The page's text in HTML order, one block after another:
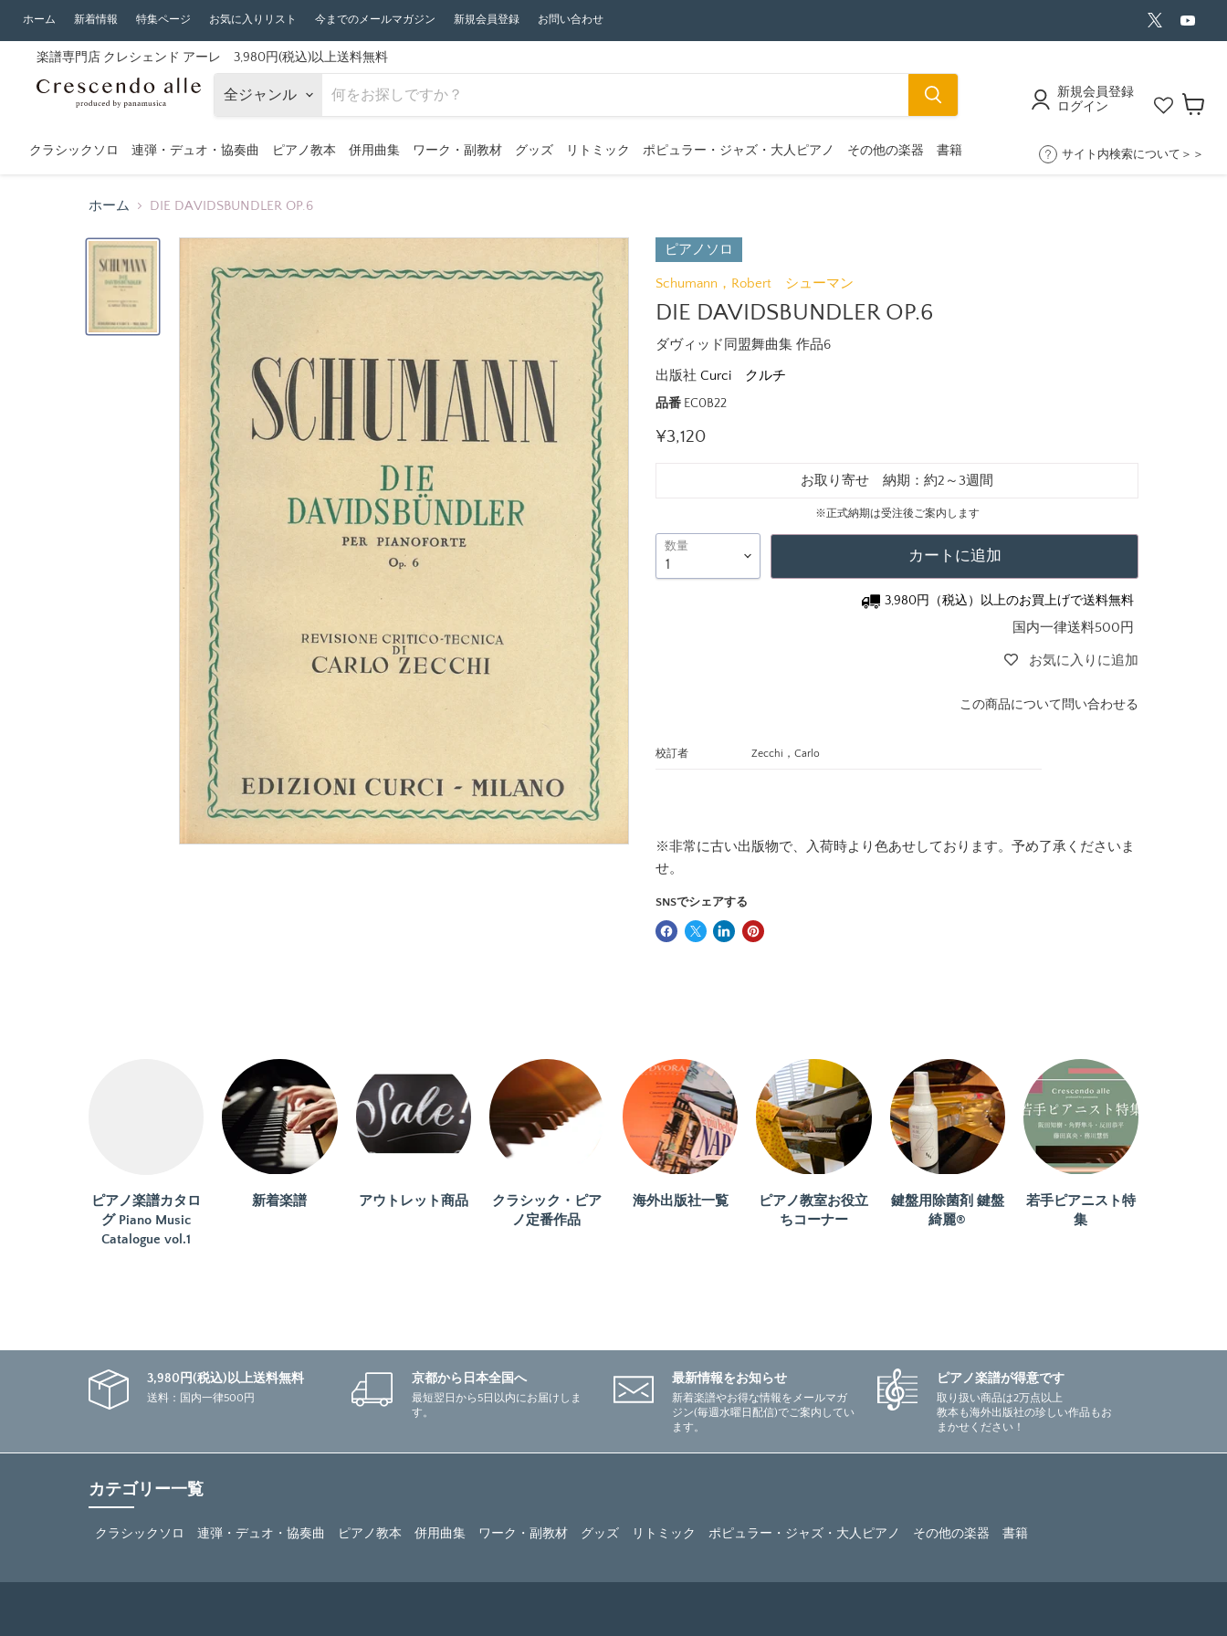
ホーム 新着情報 特集ページ お気に入りリスト 今までのメールマガジン 新規会員登録 お問い合わせ
Twitter
見
く
見
く
だ
楽譜専門店 クレシェンド アーレ 3,980円(税込)以上送料無料
全ジャンル
新規会員登録
ログイン
ト
クラシックソロ 連弾・デュオ・協奏曲 ピアノ教本 併用曲集 ワーク・副教材 グッズ リトミック ポピュラー・ジャズ・大人ピアノ その他の楽器 書籍 サイト内検索について＞＞
ホーム DIE DAVIDSBUNDLER OP.6
ピアノソロ
Schumann，Robert シューマン
DIE DAVIDSBUNDLER OP.6
ダヴィッド同盟舞曲集 作品6
出版社 Curci クルチ
品番 EC0B22
現在の価格
¥3,120
お取り寄せ 納期：約2～3週間
※正式納期は受注後ご案内します
数量
カートに追加
3,980円（税込）以上のお買上げで送料無料
国内一律送料500円
お気に入りに追加
この商品について問い合わせる
名前
校訂者 Zecchi，Carlo
※非常に古い出版物で、入荷時より色あせしております。予め了承くださいま
せ。
SNSでシェアする
ピアノ楽譜カタロ
グ Piano Music
Catalogue vol.1
新着楽譜 アウトレット商品
クラシック・ピア
ノ定番作品
海外出版社一覧
ピアノ教室お役立
ちコーナー
鍵盤用除菌剤 鍵盤
綺麗®
若手ピアニスト特
集
3,980円(税込)以上送料無料
送料：国内一律500円
京都から日本全国へ
最短翌日から5日以内にお届けしま
す。
最新情報をお知らせ
新着楽譜やお得な情報をメールマガ
ジン(毎週水曜日配信)でご案内してい
ます。
ピアノ楽譜が得意です
取り扱い商品は2万点以上
教本も海外出版社の珍しい作品もお
まかせください！
カテゴリー一覧
クラシックソロ 連弾・デュオ・協奏曲 ピアノ教本 併用曲集 ワーク・副教材 グッズ リトミック ポピュラー・ジャズ・大人ピアノ その他の楽器 書籍